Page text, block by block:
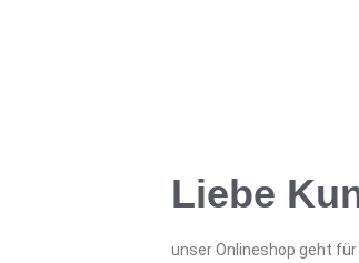
Liebe
unser Onlineshop geht für